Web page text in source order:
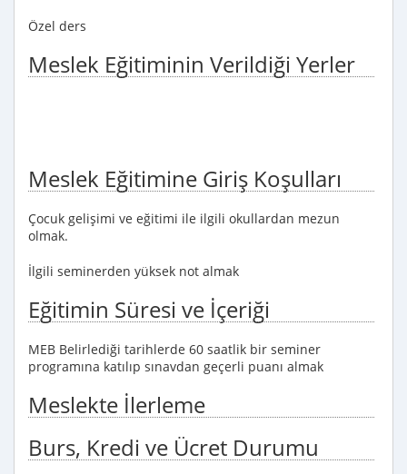
Özel ders
Meslek Eğitiminin Verildiği Yerler
Meslek Eğitimine Giriş Koşulları
Çocuk gelişimi ve eğitimi ile ilgili okullardan mezun
olmak.
İlgili seminerden yüksek not almak
Eğitimin Süresi ve İçeriği
MEB Belirlediği tarihlerde 60 saatlik bir seminer
programına katılıp sınavdan geçerli puanı almak
Meslekte İlerleme
Burs, Kredi ve Ücret Durumu